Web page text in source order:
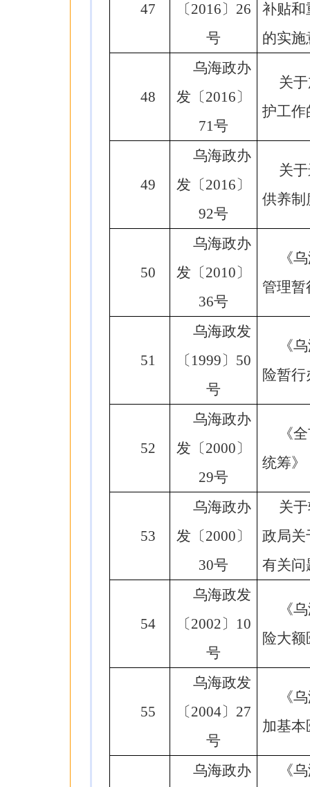
47
〔2016〕26
号
补贴和
的实施
48
乌海政办
发〔2016〕
71号
关
护工作
49
乌海政办
发〔2016〕
92号
关
供养制
50
乌海政办
发〔2010〕
36号
《
管理
51
乌海政发
〔1999〕50
号
《
险暂
52
乌海政办
发〔2000〕
29号
《
统筹》
53
乌海政办
发〔2000〕
30号
关
政局关
有关问
54
乌海政发
〔2002〕10
号
《
险大
55
乌海政发
〔2004〕27
号
《
加基
乌海政办 《